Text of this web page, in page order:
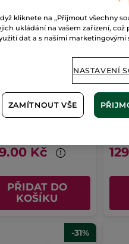
gel na tělo
Granit Bleu
200 ml
Kč
PŘIDAT DO
KOŠÍKU
100
-31%
kliknete na „Přijmout všechny
ukládání na vašem zařízení, což
dat a s našimi marketingovými
NASTAVENÍ
ZAMÍTNOUT VŠE